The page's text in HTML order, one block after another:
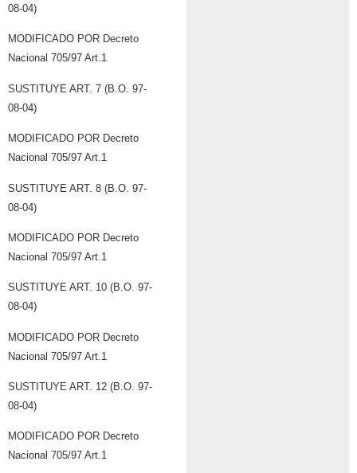
08-04)
MODIFICADO POR Decreto
Nacional 705/97 Art.1
SUSTITUYE ART. 7 (B.O. 97-
08-04)
MODIFICADO POR Decreto
Nacional 705/97 Art.1
SUSTITUYE ART. 8 (B.O. 97-
08-04)
MODIFICADO POR Decreto
Nacional 705/97 Art.1
SUSTITUYE ART. 10 (B.O. 97-
08-04)
MODIFICADO POR Decreto
Nacional 705/97 Art.1
SUSTITUYE ART. 12 (B.O. 97-
08-04)
MODIFICADO POR Decreto
Nacional 705/97 Art.1